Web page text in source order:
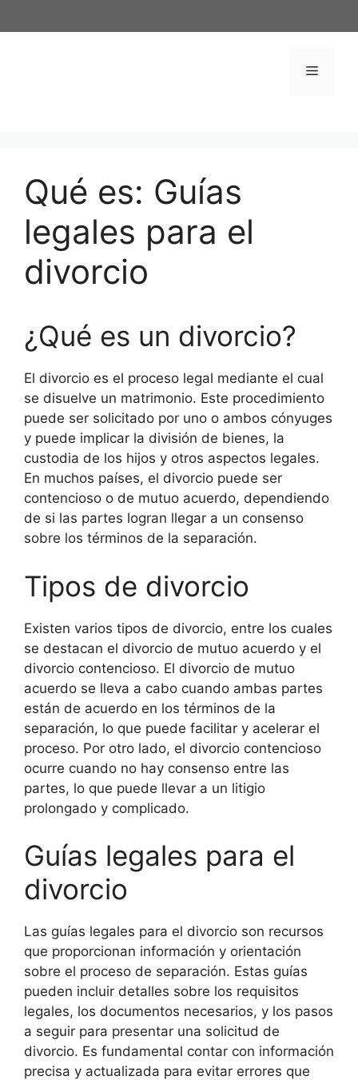
al
Menú
Qué es: Guías
legales para el
divorcio
¿Qué es un divorcio?
El divorcio es el proceso legal mediante el cual
se disuelve un matrimonio. Este procedimiento
puede ser solicitado por uno o ambos cónyuges
y puede implicar la división de bienes, la
custodia de los hijos y otros aspectos legales.
En muchos países, el divorcio puede ser
contencioso o de mutuo acuerdo, dependiendo
de si las partes logran llegar a un consenso
sobre los términos de la separación.
Tipos de divorcio
Existen varios tipos de divorcio, entre los cuales
se destacan el divorcio de mutuo acuerdo y el
divorcio contencioso. El divorcio de mutuo
acuerdo se lleva a cabo cuando ambas partes
están de acuerdo en los términos de la
separación, lo que puede facilitar y acelerar el
proceso. Por otro lado, el divorcio contencioso
ocurre cuando no hay consenso entre las
partes, lo que puede llevar a un litigio
prolongado y complicado.
Guías legales para el
divorcio
Las guías legales para el divorcio son recursos
que proporcionan información y orientación
sobre el proceso de separación. Estas guías
pueden incluir detalles sobre los requisitos
legales, los documentos necesarios, y los pasos
a seguir para presentar una solicitud de
divorcio. Es fundamental contar con información
precisa y actualizada para evitar errores que